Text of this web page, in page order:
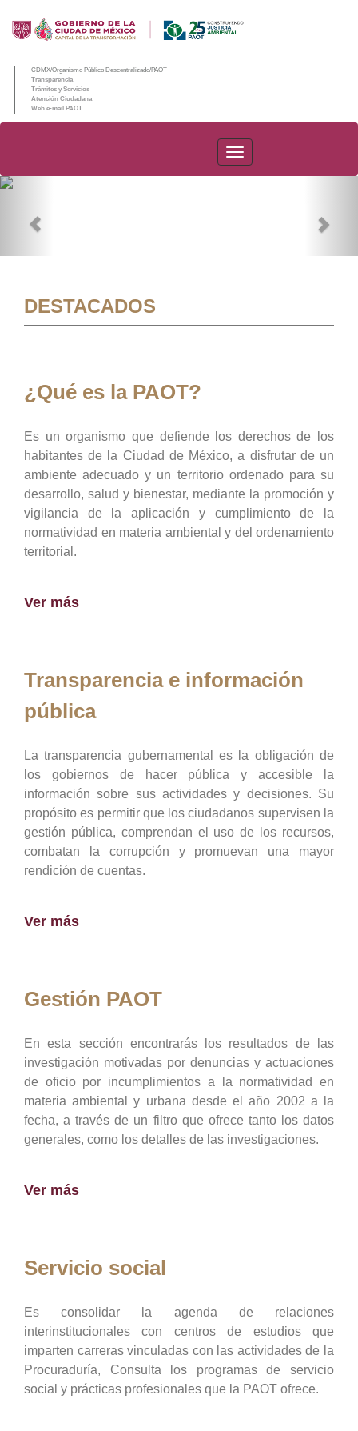
CDMX/Organismo Público Descentralizado/PAOT
Transparencia
Trámites y Servicios
Atención Ciudadana
Web e-mail PAOT
PAOT
DESTACADOS
¿Qué es la PAOT?
Es un organismo que defiende los derechos de los
habitantes de la Ciudad de México, a disfrutar de un
ambiente adecuado y un territorio ordenado para su
desarrollo, salud y bienestar, mediante la promoción y
vigilancia de la aplicación y cumplimiento de la
normatividad en materia ambiental y del ordenamiento
territorial.
Ver más
Transparencia e información
pública
La transparencia gubernamental es la obligación de
los gobiernos de hacer pública y accesible la
información sobre sus actividades y decisiones. Su
propósito es permitir que los ciudadanos supervisen la
gestión pública, comprendan el uso de los recursos,
combatan la corrupción y promuevan una mayor
rendición de cuentas.
Ver más
Gestión PAOT
En esta sección encontrarás los resultados de las
investigación motivadas por denuncias y actuaciones
de oficio por incumplimientos a la normatividad en
materia ambiental y urbana desde el año 2002 a la
fecha, a través de un filtro que ofrece tanto los datos
generales, como los detalles de las investigaciones.
Ver más
Servicio social
Es consolidar la agenda de relaciones
interinstitucionales con centros de estudios que
imparten carreras vinculadas con las actividades de la
Procuraduría, Consulta los programas de servicio
social y prácticas profesionales que la PAOT ofrece.